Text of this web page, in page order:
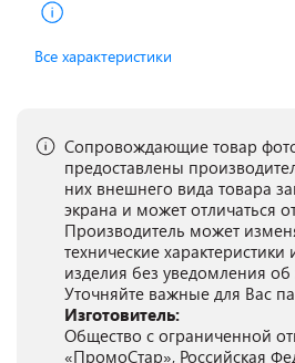
Все характеристики
Сопровождающие товар
предоставлены
них внешнего вида товара
экрана и может отличаться
Производитель может
технические
изделия без уведомления
Уточняйте важные для Вас
Изготовитель:
Общество с ограниченной
«ПромоСтар», Российская